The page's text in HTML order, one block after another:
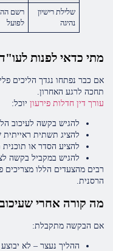
שלילת רישיון
נהיגה
רשם
לפועל
מתי כדאי לפנות
אם כבר נפתחו נגדך הליכים
תחכה לרגע האחרון.
עורך דין חדלות פירעון יוכל:
להגיש בקשה לעיכוב
להציג תשתית
להציע הסדר או תוכנית
להגיש במקביל בקשה
רבים מהצעדים הללו מצריכים
הרסנית.
מה קורה אחרי
אם הבקשה מתקבלת:
ההליך נעצר – לא